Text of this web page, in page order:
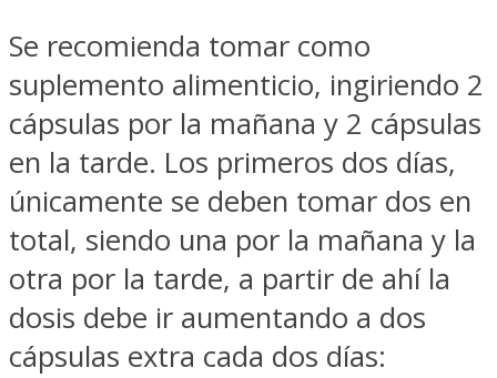
Se recomienda tomar como
suplemento alimenticio, ingiriendo 2
cápsulas por la mañana y 2 cápsulas
en la tarde. Los primeros dos días,
únicamente se deben tomar dos en
total, siendo una por la mañana y la
otra por la tarde, a partir de ahí la
dosis debe ir aumentando a dos
cápsulas extra cada dos días: